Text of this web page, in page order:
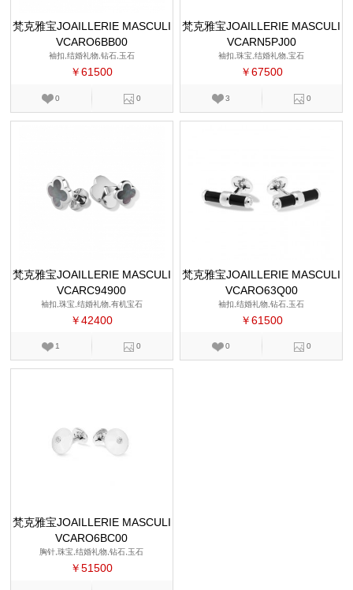
梵克雅宝JOAILLERIE MASCULI
NE
VCARO6BB00
袖扣,结婚礼物,钻石,玉石
￥61500
0 0
梵克雅宝JOAILLERIE MASCULI
NE
VCARN5PJ00
袖扣,珠宝,结婚礼物,宝石
￥67500
3 0
梵克雅宝JOAILLERIE MASCULI
NE
VCARC94900
袖扣,珠宝,结婚礼物,有机宝石
￥42400
1 0
梵克雅宝JOAILLERIE MASCULI
NE
VCARO63Q00
袖扣,结婚礼物,钻石,玉石
￥61500
0 0
梵克雅宝JOAILLERIE MASCULI
NE
VCARO6BC00
胸针,珠宝,结婚礼物,钻石,玉石
￥51500